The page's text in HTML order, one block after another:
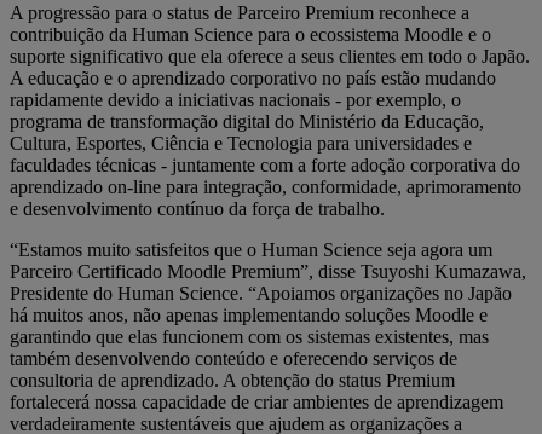
A progressão para o status de Parceiro Premium reconhece a
contribuição da Human Science para o ecossistema Moodle e o
suporte significativo que ela oferece a seus clientes em todo o Japão.
A educação e o aprendizado corporativo no país estão mudando
rapidamente devido a iniciativas nacionais - por exemplo, o
programa de transformação digital do Ministério da Educação,
Cultura, Esportes, Ciência e Tecnologia para universidades e
faculdades técnicas - juntamente com a forte adoção corporativa do
aprendizado on-line para integração, conformidade, aprimoramento
e desenvolvimento contínuo da força de trabalho.
“Estamos muito satisfeitos que o Human Science seja agora um
Parceiro Certificado Moodle Premium”, disse Tsuyoshi Kumazawa,
Presidente do Human Science. “Apoiamos organizações no Japão
há muitos anos, não apenas implementando soluções Moodle e
garantindo que elas funcionem com os sistemas existentes, mas
também desenvolvendo conteúdo e oferecendo serviços de
consultoria de aprendizado. A obtenção do status Premium
fortalecerá nossa capacidade de criar ambientes de aprendizagem
verdadeiramente sustentáveis que ajudem as organizações a